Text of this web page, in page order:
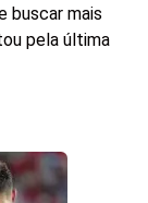
buscar mais
pela última